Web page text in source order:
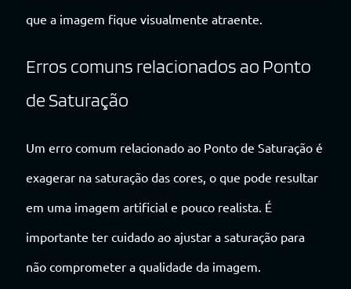
que a imagem fique visualmente atraente.
Erros comuns relacionados ao Ponto
de Saturação
Um erro comum relacionado ao Ponto de Saturação é
exagerar na saturação das cores, o que pode resultar
em uma imagem artificial e pouco realista. É
importante ter cuidado ao ajustar a saturação para
não comprometer a qualidade da imagem.